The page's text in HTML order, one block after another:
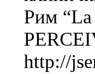
Рим “La
http://